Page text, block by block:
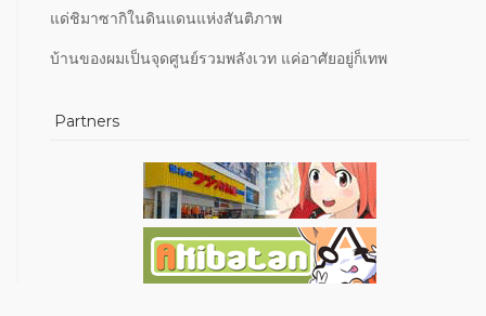
แด่ชิมาซากิในดินแดนแห่งสันติภาพ
บ้านของผมเป็นจุดศูนย์รวมพลังเวท แค่อาศัยอยู่ก็เทพ
Partners